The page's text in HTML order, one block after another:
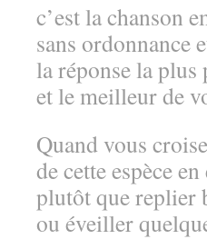
c’est la chanson
sans ordonnance
la réponse la plus
et le meilleur de
Quand vous
de cette espèce
plutôt que replier
ou éveiller